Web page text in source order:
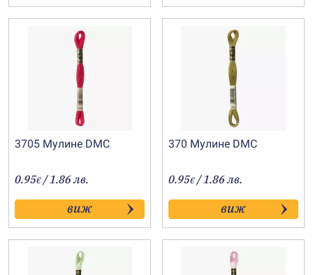
3705 Мулине DMC
0.95€ / 1.86 лв.
виж
370 Мулине DMC
0.95€ / 1.86 лв.
виж